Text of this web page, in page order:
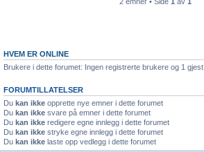
HVEM ER ONLINE
Brukere i dette forumet: Ingen registrerte brukere og 1 gjest
FORUMTILLATELSER
Du kan ikke opprette nye emner i dette forumet
Du kan ikke svare på emner i dette forumet
Du kan ikke redigere egne innlegg i dette forumet
Du kan ikke stryke egne innlegg i dette forumet
Du kan ikke laste opp vedlegg i dette forumet